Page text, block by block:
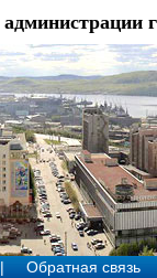
| Обратная связь